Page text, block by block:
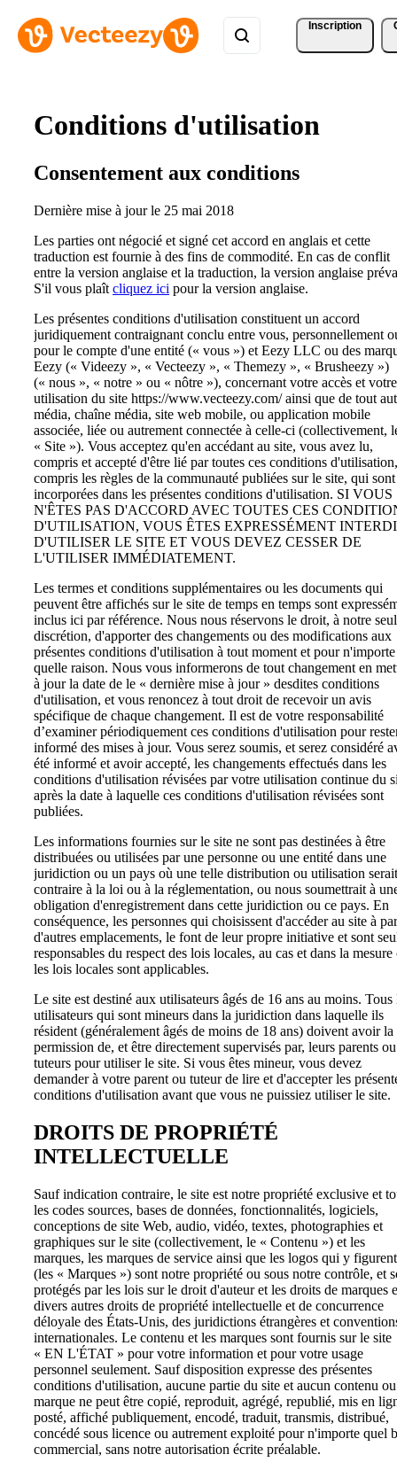
Inscription
Conditions d'utilisation
Consentement aux conditions
Dernière mise à jour le 25 mai 2018
Les parties ont négocié et signé cet accord en anglais et cette
traduction est fournie à des fins de commodité. En cas de conflit
entre la version anglaise et la traduction, la version anglaise
S'il vous plaît cliquez ici pour la version anglaise.
Les présentes conditions d'utilisation constituent un accord
juridiquement contraignant conclu entre vous, personnellement
pour le compte d'une entité (« vous ») et Eezy LLC ou des
Eezy (« Videezy », « Vecteezy », « Themezy », « Brusheezy »)
(« nous », « notre » ou « nôtre »), concernant votre accès et votre
utilisation du site https://www.vecteezy.com/ ainsi que de tout
média, chaîne média, site web mobile, ou application mobile
associée, liée ou autrement connectée à celle-ci (collectivement,
« Site »). Vous acceptez qu'en accédant au site, vous avez lu,
compris et accepté d'être lié par toutes ces conditions
compris les règles de la communauté publiées sur le site, qui sont
incorporées dans les présentes conditions d'utilisation. SI VOUS
N'ÊTES PAS D'ACCORD AVEC TOUTES CES
D'UTILISATION, VOUS ÊTES EXPRESSÉMENT
D'UTILISER LE SITE ET VOUS DEVEZ CESSER DE
L'UTILISER IMMÉDIATEMENT.
Les termes et conditions supplémentaires ou les documents qui
peuvent être affichés sur le site de temps en temps sont
inclus ici par référence. Nous nous réservons le droit, à notre
discrétion, d'apporter des changements ou des modifications aux
présentes conditions d'utilisation à tout moment et pour n'importe
quelle raison. Nous vous informerons de tout changement en
à jour la date de le « dernière mise à jour » desdites conditions
d'utilisation, et vous renoncez à tout droit de recevoir un avis
spécifique de chaque changement. Il est de votre responsabilité
d’examiner périodiquement ces conditions d'utilisation pour
informé des mises à jour. Vous serez soumis, et serez considéré
été informé et avoir accepté, les changements effectués dans les
conditions d'utilisation révisées par votre utilisation continue du
après la date à laquelle ces conditions d'utilisation révisées sont
publiées.
Les informations fournies sur le site ne sont pas destinées à être
distribuées ou utilisées par une personne ou une entité dans une
juridiction ou un pays où une telle distribution ou utilisation serait
contraire à la loi ou à la réglementation, ou nous soumettrait à
obligation d'enregistrement dans cette juridiction ou ce pays. En
conséquence, les personnes qui choisissent d'accéder au site à
d'autres emplacements, le font de leur propre initiative et sont
responsables du respect des lois locales, au cas et dans la mesure
les lois locales sont applicables.
Le site est destiné aux utilisateurs âgés de 16 ans au moins. Tous
utilisateurs qui sont mineurs dans la juridiction dans laquelle ils
résident (généralement âgés de moins de 18 ans) doivent avoir la
permission de, et être directement supervisés par, leurs parents ou
tuteurs pour utiliser le site. Si vous êtes mineur, vous devez
demander à votre parent ou tuteur de lire et d'accepter les
conditions d'utilisation avant que vous ne puissiez utiliser le site.
DROITS DE PROPRIÉTÉ
INTELLECTUELLE
Sauf indication contraire, le site est notre propriété exclusive et
les codes sources, bases de données, fonctionnalités, logiciels,
conceptions de site Web, audio, vidéo, textes, photographies et
graphiques sur le site (collectivement, le « Contenu ») et les
marques, les marques de service ainsi que les logos qui y figurent
(les « Marques ») sont notre propriété ou sous notre contrôle, et
protégés par les lois sur le droit d'auteur et les droits de marques
divers autres droits de propriété intellectuelle et de concurrence
déloyale des États-Unis, des juridictions étrangères et
internationales. Le contenu et les marques sont fournis sur le site
« EN L'ÉTAT » pour votre information et pour votre usage
personnel seulement. Sauf disposition expresse des présentes
conditions d'utilisation, aucune partie du site et aucun contenu ou
marque ne peut être copié, reproduit, agrégé, republié, mis en
posté, affiché publiquement, encodé, traduit, transmis, distribué,
concédé sous licence ou autrement exploité pour n'importe quel
commercial, sans notre autorisation écrite préalable.